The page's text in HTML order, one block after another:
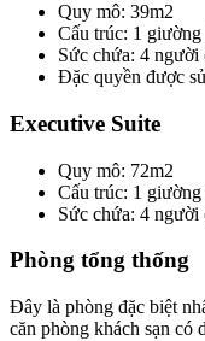
Quy mô: 39m2
Cấu trúc: 1
Sức chứa: 4
Đặc quyền được
Executive Suite
Quy mô: 72m2
Cấu trúc: 1
Sức chứa: 4
Phòng tổng thống
Đây là phòng đặc biệt
căn phòng khách sạn có